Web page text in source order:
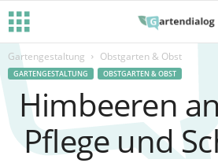
Gartengestaltung Obstgarten & Obst
GARTENGESTALTUNG OBSTGARTEN & OBST
Himbeeren
Pflege und